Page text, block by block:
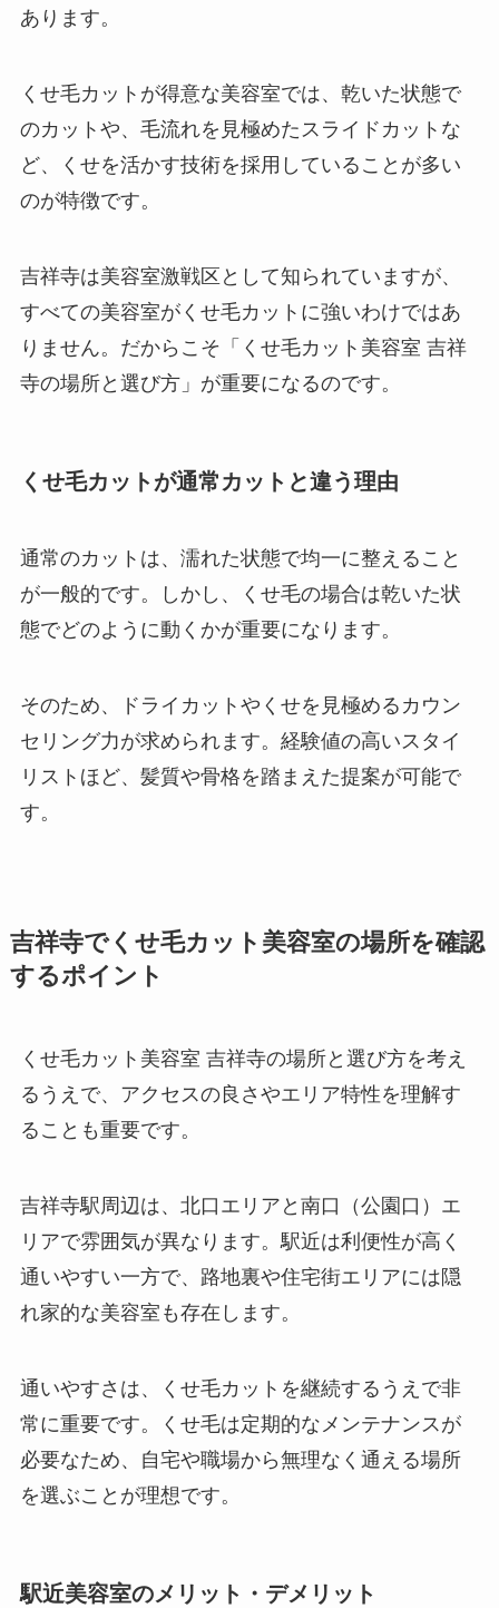
あります。
くせ毛カットが得意な美容室では、乾いた状態で
のカットや、毛流れを見極めたスライドカットな
ど、くせを活かす技術を採用していることが多い
のが特徴です。
吉祥寺は美容室激戦区として知られていますが、
すべての美容室がくせ毛カットに強いわけではあ
りません。だからこそ「くせ毛カット美容室 吉祥
寺の場所と選び方」が重要になるのです。
くせ毛カットが通常カットと違う理由
通常のカットは、濡れた状態で均一に整えること
が一般的です。しかし、くせ毛の場合は乾いた状
態でどのように動くかが重要になります。
そのため、ドライカットやくせを見極めるカウン
セリング力が求められます。経験値の高いスタイ
リストほど、髪質や骨格を踏まえた提案が可能で
す。
吉祥寺でくせ毛カット美容室の場所を確認
するポイント
くせ毛カット美容室 吉祥寺の場所と選び方を考え
るうえで、アクセスの良さやエリア特性を理解す
ることも重要です。
吉祥寺駅周辺は、北口エリアと南口（公園口）エ
リアで雰囲気が異なります。駅近は利便性が高く
通いやすい一方で、路地裏や住宅街エリアには隠
れ家的な美容室も存在します。
通いやすさは、くせ毛カットを継続するうえで非
常に重要です。くせ毛は定期的なメンテナンスが
必要なため、自宅や職場から無理なく通える場所
を選ぶことが理想です。
駅近美容室のメリット・デメリット